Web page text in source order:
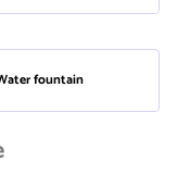
fountain